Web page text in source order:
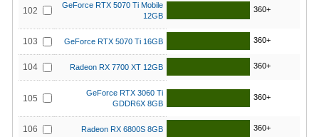
102
GeForce RTX 5070 Ti Mobile
12GB
360+
103 GeForce RTX 5070 Ti 16GB 360+
104 Radeon RX 7700 XT 12GB 360+
105
GeForce RTX 3060 Ti
GDDR6X 8GB
360+
106 Radeon RX 6800S 8GB 360+